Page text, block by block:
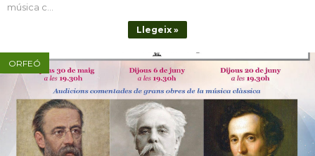
música c...
Llegeix »
ORFEÓ